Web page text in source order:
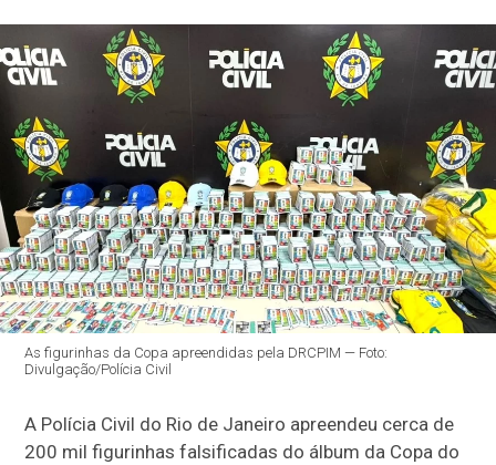
As figurinhas da Copa apreendidas pela DRCPIM — Foto:
Divulgação/Polícia Civil
A Polícia Civil do Rio de Janeiro apreendeu cerca de
200 mil figurinhas falsificadas do álbum da Copa do